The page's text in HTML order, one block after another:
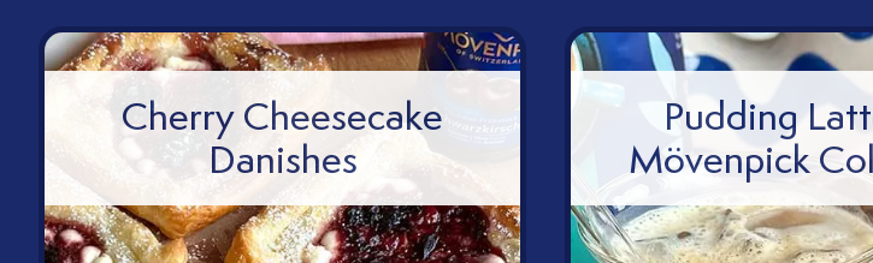
Cherry Cheesecake
Danishes
Pudding
Mövenpick